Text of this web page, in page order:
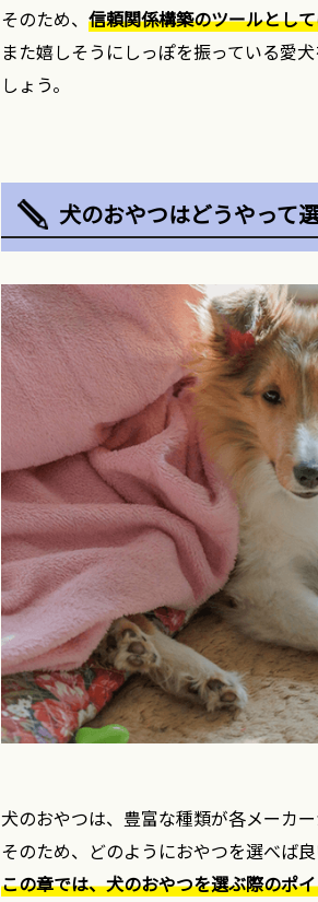
そのため、 信頼関係構築のツールとし
また嬉しそうにしっぽを振っている愛
しょう。
犬のおやつはどうやって
犬のおやつは、豊富な種類が各メーカー
そのため、どのようにおやつを選べば
この章では、犬のおやつを選ぶ際のポ